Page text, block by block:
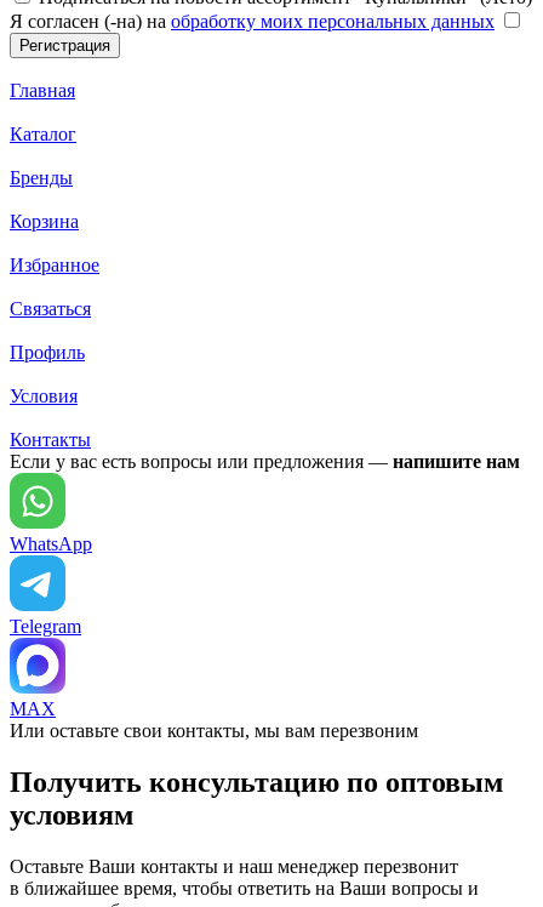
Я согласен (-на) на обработку моих персональных данных
Главная
Каталог
Бренды
Корзина
Избранное
Связаться
Профиль
Условия
Контакты
Если у вас есть вопросы или предложения — напишите нам
WhatsApp
Telegram
MAX
Или оставьте свои контакты, мы вам перезвоним
Получить консультацию по оптовым
условиям
Оставьте Ваши контакты и наш менеджер перезвонит
в ближайшее время, чтобы ответить на Ваши вопросы и